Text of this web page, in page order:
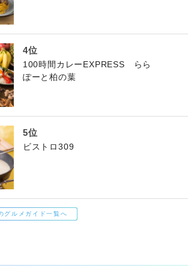
100時間カレーEXPRESS らら
ぽーと柏の葉
ビストロ309
グルメガイド一覧へ